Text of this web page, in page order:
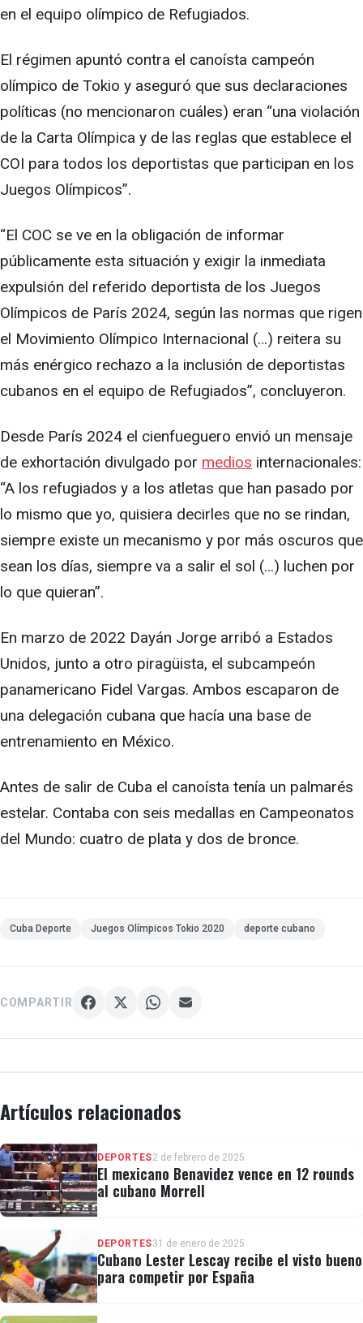
en el equipo olímpico de Refugiados.
El régimen apuntó contra el canoísta campeón
olímpico de Tokio y aseguró que sus declaraciones
políticas (no mencionaron cuáles) eran “una violación
de la Carta Olímpica y de las reglas que establece el
COI para todos los deportistas que participan en los
Juegos Olímpicos”.
“El COC se ve en la obligación de informar
públicamente esta situación y exigir la inmediata
expulsión del referido deportista de los Juegos
Olímpicos de París 2024, según las normas que rigen
el Movimiento Olímpico Internacional (…) reitera su
más enérgico rechazo a la inclusión de deportistas
cubanos en el equipo de Refugiados”, concluyeron.
Desde París 2024 el cienfueguero envió un mensaje
de exhortación divulgado por medios internacionales:
“A los refugiados y a los atletas que han pasado por
lo mismo que yo, quisiera decirles que no se rindan,
siempre existe un mecanismo y por más oscuros que
sean los días, siempre va a salir el sol (…) luchen por
lo que quieran”.
En marzo de 2022 Dayán Jorge arribó a Estados
Unidos, junto a otro piragüista, el subcampeón
panamericano Fidel Vargas. Ambos escaparon de
una delegación cubana que hacía una base de
entrenamiento en México.
Antes de salir de Cuba el canoísta tenía un palmarés
estelar. Contaba con seis medallas en Campeonatos
del Mundo: cuatro de plata y dos de bronce.
Cuba Deporte Juegos Olímpicos Tokio 2020 deporte cubano
COMPARTIR
Artículos relacionados
DEPORTES2 de febrero de 2025
El mexicano Benavidez vence en 12 rounds
al cubano Morrell
DEPORTES31 de enero de 2025
Cubano Lester Lescay recibe el visto bueno
para competir por España